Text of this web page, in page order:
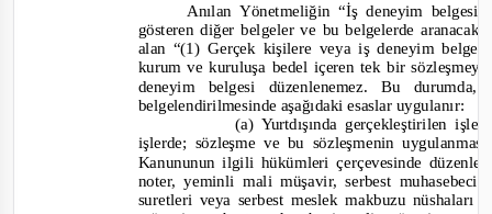
Anılan Yönetmeliğin“İş deneyim belgesi
gösteren diğer belgeler ve bu belgelerde
alan “(1) Gerçek kişilere veya iş deneyim
kurum ve kuruluşa bedel içeren tek bir
deneyim belgesi düzenlenemez. Bu
belgelendirilmesinde aşağıdaki esaslar uygulanır:
(a) Yurtdışında gerçekleştirilen
işlerde; sözleşme ve bu sözleşmenin
Kanununun ilgili hükümleri çerçevesinde
noter, yeminli mali müşavir, serbest
suretleri veya serbest meslek makbuzu